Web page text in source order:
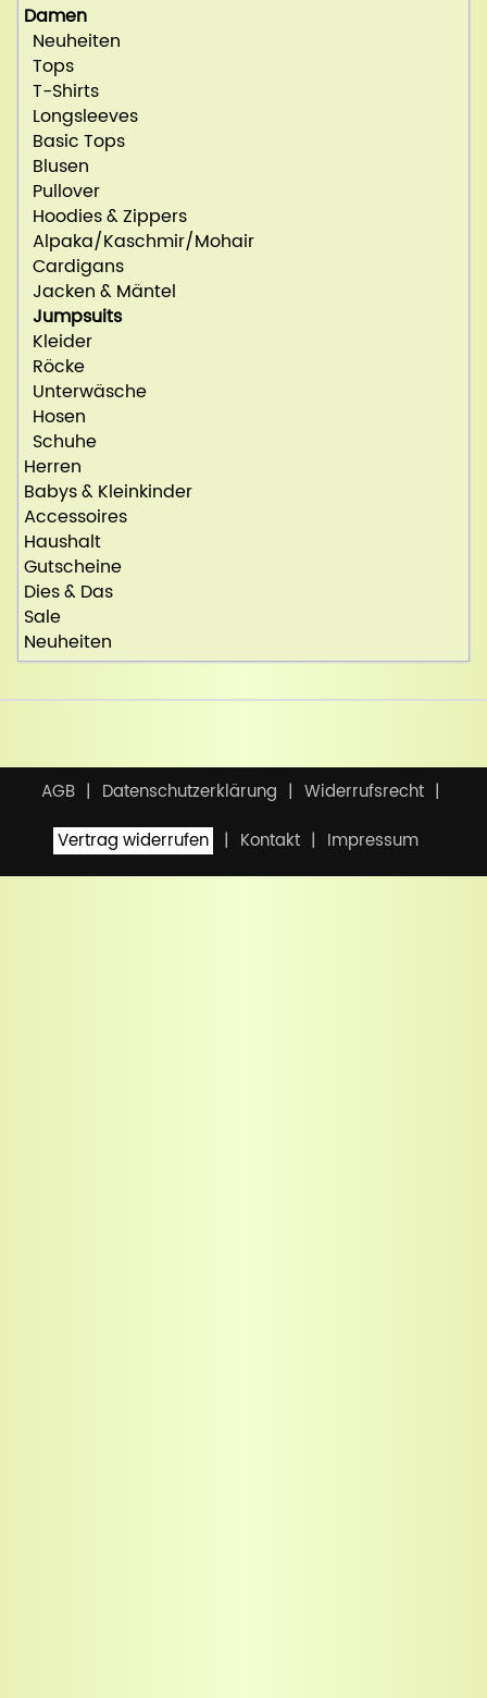
Damen
Neuheiten
Tops
T-Shirts
Longsleeves
Basic Tops
Blusen
Pullover
Hoodies & Zippers
Alpaka/Kaschmir/Mohair
Cardigans
Jacken & Mäntel
Jumpsuits
Kleider
Röcke
Unterwäsche
Hosen
Schuhe
Herren
Babys & Kleinkinder
Accessoires
Haushalt
Gutscheine
Dies & Das
Sale
Neuheiten
AGB Datenschutzerklärung
Widerrufsrecht
Vertrag widerrufen
Kontakt Impressum